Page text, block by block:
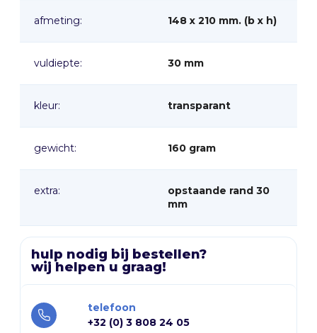
literatuur en promotioneel materiaal.
afmeting: 148 x 210 mm. (b x h)
vuldiepte: 30 mm
kleur: transparant
gewicht: 160 gram
extra:
opstaande rand 30
mm
hulp nodig bij bestellen?
wij helpen u graag!
telefoon
+32 (0) 3 808 24 05